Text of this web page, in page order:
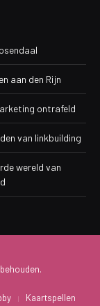
aan den Rijn
ontrafeld
van linkbuilding
wereld van
Kaartspellen